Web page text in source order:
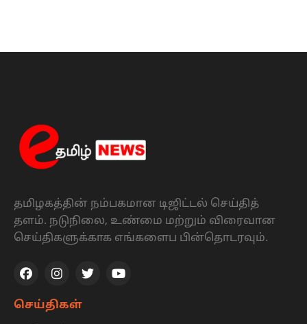
தமிழகத்தின் நம்பகமான டிஜிட்டல் செய்தித்
தளம். நடுநிலை, உண்மை மற்றும் விரைவான
செய்திகளுக்காக எங்களைப பின்தொடரவும்.
செய்திகள்